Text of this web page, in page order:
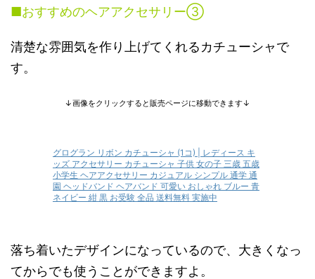
■おすすめのヘアアクセサリー③
清楚な雰囲気を作り上げてくれるカチューシャで
す。
↓画像をクリックすると販売ページに移動できます↓
グログラン リボン カチューシャ (1コ) | レディース キ
ッズ アクセサリー カチューシャ 子供 女の子 三歳 五歳
小学生 ヘアアクセサリー カジュアル シンプル 通学 通
園 ヘッドバンド ヘアバンド 可愛い おしゃれ ブルー 青
ネイビー 紺 黒 お受験 全品 送料無料 実施中
落ち着いたデザインになっているので、大きくなっ
てからでも使うことができますよ。